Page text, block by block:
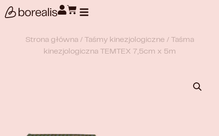
Strona główna/ Taśmy kinezjologiczne / Taśma
kinezjologiczna TEMTEX 7,5cm x 5m